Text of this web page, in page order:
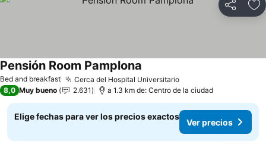
Compartir
Bed and breakfast Cerca del Hospital UniversitarioVer precios
Pensión Room Pamplona
8,0 Muy bueno 2.631 a 1.3 km de: Centro de la ciudad
Elige fechas para ver los precios exactos
Ver precios